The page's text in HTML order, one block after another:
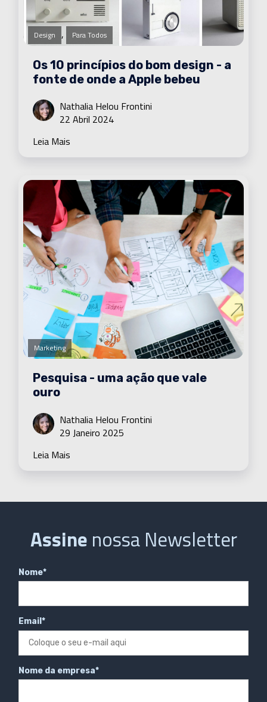
Design , Para Todos
Os 10 princípios do bom design - a
fonte de onde a Apple bebeu
Nathalia Helou Frontini
22 Abril 2024
Leia Mais
Marketing
Pesquisa - uma ação que vale
ouro
Nathalia Helou Frontini
29 Janeiro 2025
Leia Mais
Assine nossa Newsletter
Nome*
Email*
Nome da empresa*